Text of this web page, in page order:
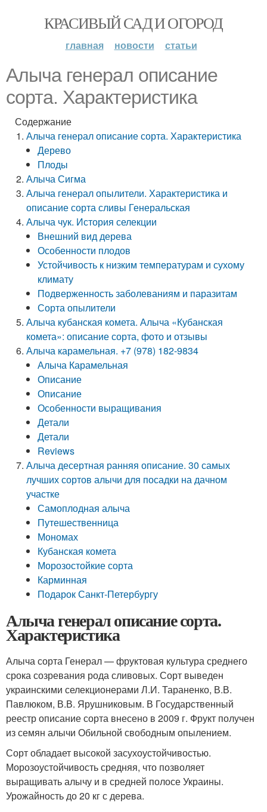
КРАСИВЫЙ САД И ОГОРОД
главная новости статьи
Алыча генерал описание
сорта. Характеристика
Содержание
Алыча генерал описание сорта. Характеристика
Дерево
Плоды
Алыча Сигма
Алыча генерал опылители. Характеристика и
описание сорта сливы Генеральская
Алыча чук. История селекции
Внешний вид дерева
Особенности плодов
Устойчивость к низким температурам и сухому
климату
Подверженность заболеваниям и паразитам
Сорта опылители
Алыча кубанская комета. Алыча «Кубанская
комета»: описание сорта, фото и отзывы
Алыча карамельная. +7 (978) 182-9834
Алыча Карамельная
Описание
Описание
Особенности выращивания
Детали
Детали
Reviews
Алыча десертная ранняя описание. 30 самых
лучших сортов алычи для посадки на дачном
участке
Самоплодная алыча
Путешественница
Мономах
Кубанская комета
Морозостойкие сорта
Карминная
Подарок Санкт-Петербургу
Алыча генерал описание сорта.
Характеристика
Алыча сорта Генерал — фруктовая культура среднего
срока созревания рода сливовых. Сорт выведен
украинскими селекционерами Л.И. Тараненко, В.В.
Павлюком, В.В. Ярушниковым. В Государственный
реестр описание сорта внесено в 2009 г. Фрукт получен
из семян алычи Обильной свободным опылением.
Сорт обладает высокой засухоустойчивостью.
Морозоустойчивость средняя, что позволяет
выращивать алычу и в средней полосе Украины.
Урожайность до 20 кг с дерева.